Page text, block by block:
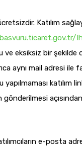
Katılım
ve eksiksiz bir şekilde
aynı mail adresi ile
katılım
gönderilmesi
e-posta